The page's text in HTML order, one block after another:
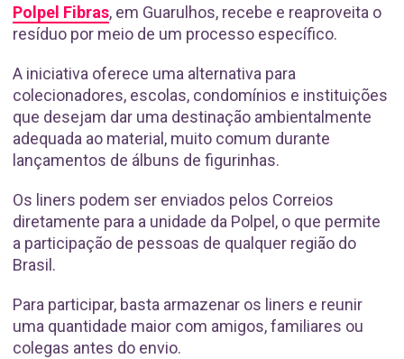
Polpel Fibras, em Guarulhos, recebe e reaproveita o
resíduo por meio de um processo específico.
A iniciativa oferece uma alternativa para
colecionadores, escolas, condomínios e instituições
que desejam dar uma destinação ambientalmente
adequada ao material, muito comum durante
lançamentos de álbuns de figurinhas.
Os liners podem ser enviados pelos Correios
diretamente para a unidade da Polpel, o que permite
a participação de pessoas de qualquer região do
Brasil.
Para participar, basta armazenar os liners e reunir
uma quantidade maior com amigos, familiares ou
colegas antes do envio.